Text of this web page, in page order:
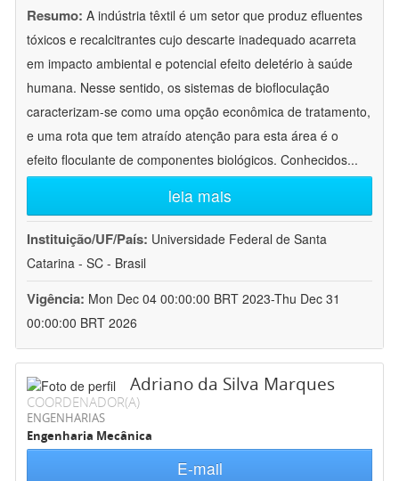
Resumo: A indústria têxtil é um setor que produz efluentes
tóxicos e recalcitrantes cujo descarte inadequado acarreta
em impacto ambiental e potencial efeito deletério à saúde
humana. Nesse sentido, os sistemas de biofloculação
caracterizam-se como uma opção econômica de tratamento,
e uma rota que tem atraído atenção para esta área é o
efeito floculante de componentes biológicos. Conhecidos...
leia mais
Instituição/UF/País: Universidade Federal de Santa
Catarina - SC - Brasil
Vigência: Mon Dec 04 00:00:00 BRT 2023-Thu Dec 31
00:00:00 BRT 2026
Adriano da Silva Marques
COORDENADOR(A)
ENGENHARIAS
Engenharia Mecânica
E-mail